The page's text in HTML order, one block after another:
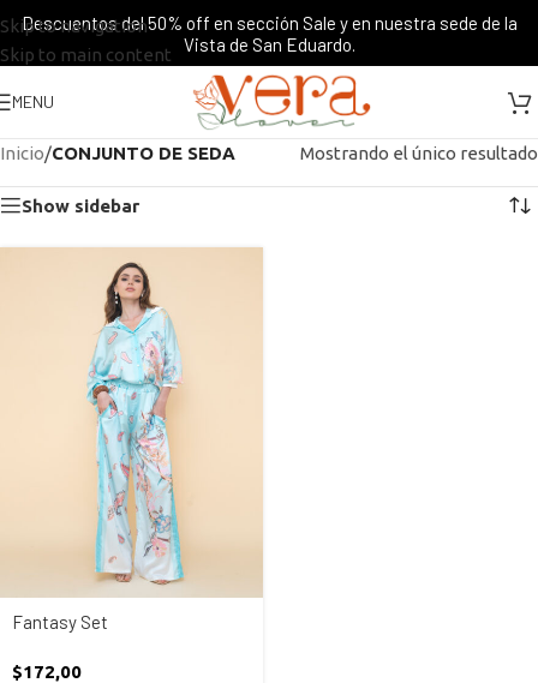
Skip to navigation
Skip to main content
Descuentos del 50% off en sección Sale y en nuestra sede de la
Vista de San Eduardo.
MENU
Inicio/CONJUNTO DE SEDA Mostrando el único resultado
Show sidebar
Fantasy Set
$172,00